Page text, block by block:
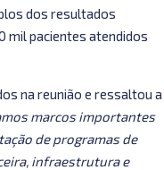
dos resultados
mil pacientes atendidos
na reunião e ressaltou a
marcos importantes
de programas de
infraestrutura e